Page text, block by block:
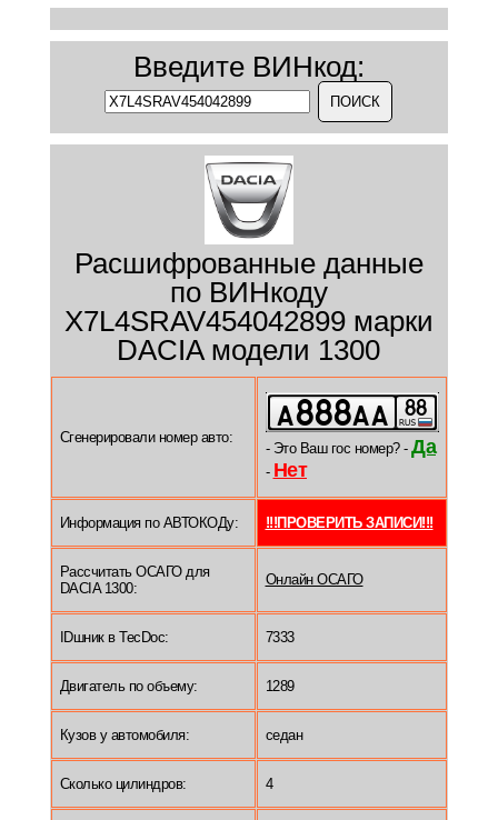
Введите ВИНкод:
Расшифрованные данные
по ВИНкоду
X7L4SRAV454042899 марки
DACIA модели 1300
Сгенерировали номер авто:
- Это Ваш гос номер? - Да
- Нет
Информация по АВТОКОДу: !!!ПРОВЕРИТЬ ЗАПИСИ!!!
Рассчитать ОСАГО для
DACIA 1300:
Онлайн ОСАГО
IDшник в TecDoc: 7333
Двигатель по объему: 1289
Кузов у автомобиля: седан
Сколько цилиндров: 4